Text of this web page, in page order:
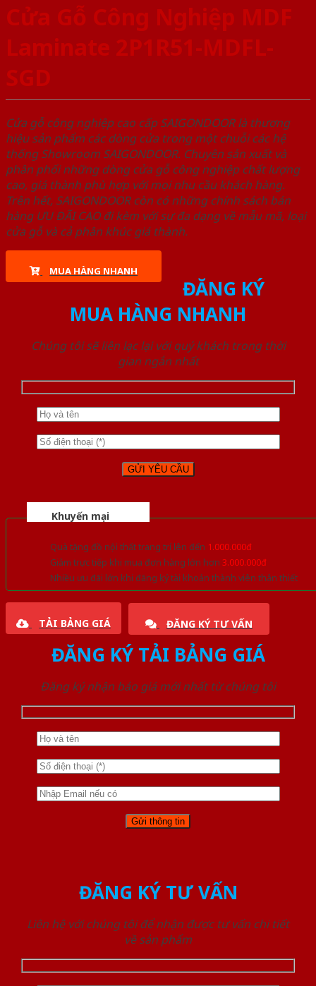
Cửa Gỗ Công Nghiệp MDF
Laminate 2P1R51-MDFL-
SGD
Cửa gỗ công nghiệp cao cấp SAIGONDOOR là thương
hiệu sản phẩm các dòng cửa trong một chuỗi các hệ
thống Showroom SAIGONDOOR. Chuyên sản xuất và
phân phối những dòng cửa gỗ công nghiệp chất lượng
cao, giá thành phù hợp với mọi nhu cầu khách hàng.
Trên hết, SAIGONDOOR còn có những chính sách bán
hàng ƯU ĐÃI CAO đi kèm với sự đa dạng về mẫu mã, loại
cửa gỗ và cả phân khúc giá thành.
MUA HÀNG NHANH
ĐĂNG KÝ
MUA HÀNG NHANH
Chúng tôi sẽ liên lạc lại với quý khách trong thời
gian ngắn nhất
Khuyến mại
Quà tặng đồ nội thất trang trí lên đến 1.000.000đ
Giảm trực tiếp khi mua đơn hàng lớn hơn 3.000.000đ
Nhiều ưu đãi lớn khi đăng ký tài khoản thành viên thân thiết
TẢI BẢNG GIÁ ĐĂNG KÝ TƯ VẤN
ĐĂNG KÝ TẢI BẢNG GIÁ
Đăng ký nhận báo giá mới nhất từ chúng tôi
ĐĂNG KÝ TƯ VẤN
Liên hệ với chúng tôi để nhận được tư vấn chi tiết
về sản phẩm